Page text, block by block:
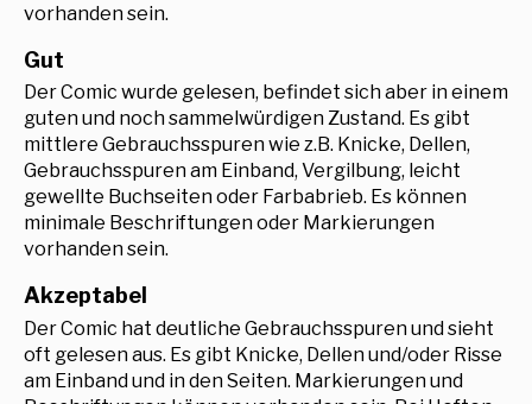
vorhanden sein.
Gut
Der Comic wurde gelesen, befindet sich aber in einem
guten und noch sammelwürdigen Zustand. Es gibt
mittlere Gebrauchsspuren wie z.B. Knicke, Dellen,
Gebrauchsspuren am Einband, Vergilbung, leicht
gewellte Buchseiten oder Farbabrieb. Es können
minimale Beschriftungen oder Markierungen
vorhanden sein.
Akzeptabel
Der Comic hat deutliche Gebrauchsspuren und sieht
oft gelesen aus. Es gibt Knicke, Dellen und/oder Risse
am Einband und in den Seiten. Markierungen und